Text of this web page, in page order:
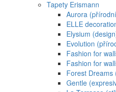
Tapety Erismann
Aurora
ELLE
Elysium
Evolution
Fashion for
Fashion for
Forest Dreams
Gentle